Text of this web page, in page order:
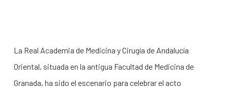
La Real Academia de Medicina y Cirugía de Andalucía
Oriental, situada en la antigua Facultad de Medicina de
Granada, ha sido el escenario para celebrar el acto